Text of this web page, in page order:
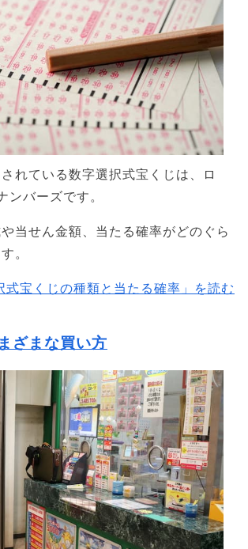
れている数字選択式宝くじは、ロ
ンバーズです。
当せん金額、当たる確率がどのぐら
。
式宝くじの種類と当たる確率」を読む
ざまな買い方